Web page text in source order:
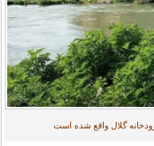
گلال واقع شده است